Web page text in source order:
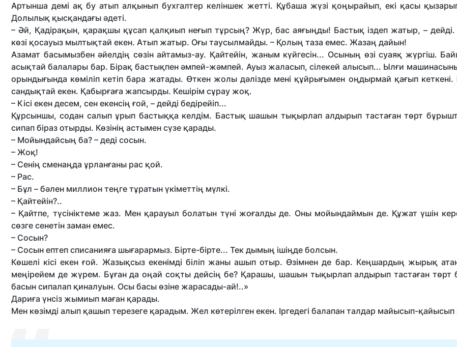
Артынша демі ақ бу атып алқынып бухгалтер келіншек жетті. Құбаша жүзі қоңырайып, екі қасы қызарып
Долылық қысқандағы әдеті.
– Әй, Қадірақын, қарақшы құсап қалқиып неғып тұрсың? Жүр, бас аяғыңды! Бастық іздеп жатыр, – дейді.
көзі қосауыз мылтықтай екен. Атып жатыр. Оғы таусылмайды. – Қолың таза емес. Жазаң дайын!
Азамат басымызбен әйелдің сөзін айтамыз-ау. Қайтейін, жаным күйгесін... Осының өзі суаяқ жүргіш.
асықтай балалары бар. Бірақ бастықпен әмпей-жәмпей. Ауыз жаласып, сілекей алысып... Ылғи
орындығында көміліп кетіп бара жатады. Өткен жолы дәлізде мені құйрығымен оңдырмай қағып
сандықтай екен. Қабырғаға жапсырды. Кешірім сұрау жоқ.
– Кісі екен десем, сен екенсің ғой, – дейді бедірейіп...
Құрсыншы, содан салып ұрып бастыққа келдім. Бастық шашын тықырлап алдырып тастаған төрт
сипап біраз отырды. Көзінің астымен сүзе қарады.
– Мойындайсың ба? – деді сосын.
– Жоқ!
– Сенің сменаңда ұрланғаны рас қой.
– Рас.
– Бұл – бәлен миллион теңге тұратын үкіметтің мүлкі.
– Қайтейін?..
– Қайтпе, түсініктеме жаз. Мен қарауыл болатын түні жоғалды де. Оны мойындаймын де. Құжат үшін
сөзге сенетін заман емес.
– Сосын?
– Сосын ептеп списанияға шығарармыз. Бірте-бірте... Тек дымың ішіңде болсын.
Көшелі кісі екен ғой. Жазықсыз екенімді біліп жаны ашып отыр. Өзімнен де бар. Кеңшардың жырық
меңірейем де жүрем. Бұған да оңай соқты дейсің бе? Қарашы, шашын тықырлап алдырып тастаған төрт
басын сипалап қиналуын. Осы басы өзіне жарасады-ай!..»
Дариға үнсіз жымиып маған қарады.
Мен көзімді алып қашып терезеге қарадым. Жел көтерілген екен. Іргедегі балапан талдар майысып-